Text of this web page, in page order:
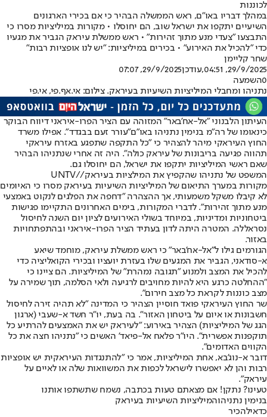
לכוננות
במהלך דבריו באו"ם, ראש הממשלה הבהיר כי אם בכירי הארגונים
השיעיים יתקפו את ישראל שוב, הם יחוסלו • מקורות במיליציות מסרו כי
התבצעו "צעדי מנע מתוך זהירות" • ראש ממשלת עיראק הגביר את מגעיו
כדי "להכיל את האירוע" • בכירים במיליציות: "יש לנו אופציות רבות"
שחר קליימן
29/9/2025, 04:51
,עודכן29/9/2025, 07:07
0השמעה
נתניהו ומחבלי המיליציות השיעיות בעיראק. צילום: אי.אף.פי, אי.פי
העיתון הלבנוני "אל-אח'באר" המזוהה עם הציר הפרו-איראני דיווח הבוקר
כינאומו של רה"מ בנימין נתניהו באו"ם"עורר זעם בבגדד". אפילו משרד
החוץ העיראקי מיהר להצהיר כי "כל התקפה שתפגע באזרח עיראקי
תהווה פגיעה בריבונות של עיראק כולה". היה זה אחרי שנתניהו הבהיר
שאם ראשי המיליציות יתקפו את ישראל, הם יחוסלו גם.
המשפט של נתניהו שהקפיץ את המילציות בעיראק//UNTV
מקורות במערך התיאום של המיליציות השיעיות בעיראק מסרו כי האיומים
לא קיבלו משקל משמעותי, אך ההצהרה "דחפה את הפלגים לנקוט באמצעי
מנע מתוך זהירות". לדברי המקורות, בימים האחרונים התקיימו פגישות
ביטחוניות ומדיניות, במיוחד בשולי האירועים לציון יום השנה לחיסול
נסראללה. המטרה היתה לדון בעתיד הציר הפרו-איראני ובהתפתחויות
באזור.
הגורמים גילו ל"אל-אח'באר" כי ראש ממשלת עיראק, מוחמד שיאע
א-סודאני, הגביר את המגעים שלו בעזרת יועציו ובכירי הקואליציה כדי
להכיל את המצב ולמנוע "תגובה נמהרת" של המיליציות. הם ציינו כי
"ההחלטה כרגע היא להיות מחויבים לרגיעה ולאי הסלמה, תוך שמירה על
מצב כוננות לקראת כל מצב חירום".
שר החוץ העיראקי פואד חוסיין הצהיר כי המדינה "לא תהיה זירה לחיסול
חשבונות או איום על ביטחון האזור". בה בעת, יו"ר חשד א-שעבי (ארגון
הגג של המיליציות) הצהיר באירוע: "לעיראק יש את האמצעים להרתיע כל
תוקפנות אפשרית". היו"ר פלאח אל-פיאד' האשים כי "נתניהו חצה את כל
הקווים האדומים".
דובר א-נוג'בא, אחת המיליציות, אמר כי "להתנגדות העיראקית יש אופציות
רבות והן לא יאפשרו לישראל לכפות את המשוואות שלה או לאיים על
עיראק".
טעינו? נתקן! אם מצאתם טעות בכתבה, נשמח שתשתפו אותנו
בנימין נתניהוהמיליציות השיעיות בעיראק
כדאילהכיר